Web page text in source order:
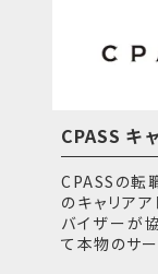
CPASS キ
CPASSの転
のキャリア
バイザーが
て本物のサ